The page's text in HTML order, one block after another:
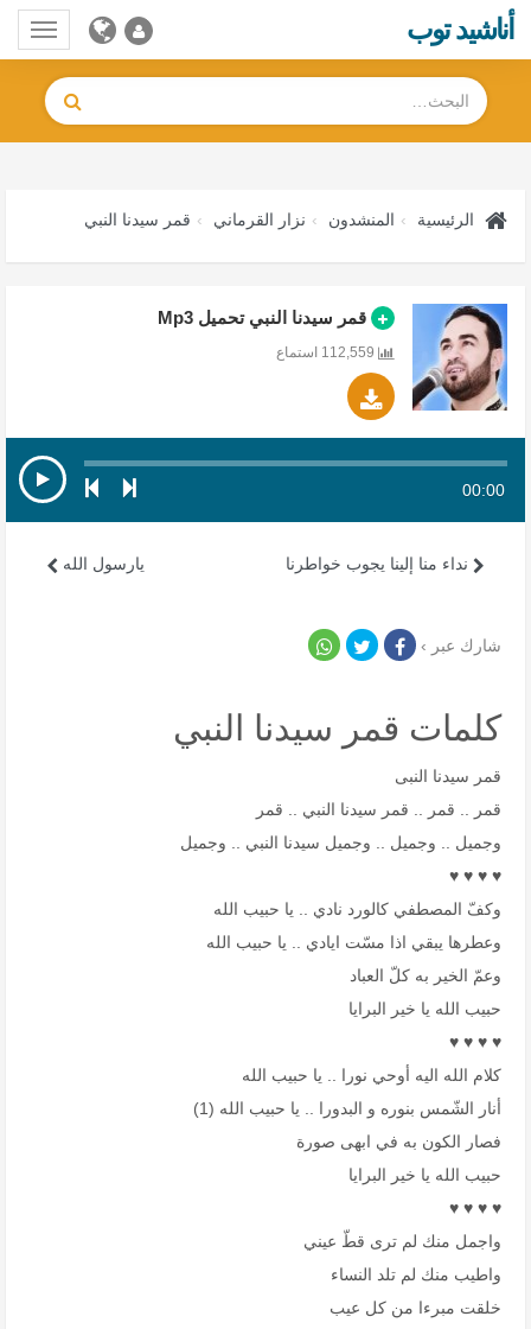
أناشيد توب
الرئيسية المنشدون نزار القرماني قمر سيدنا النبي
قمر سيدنا النبي تحميل Mp3
00:00
يارسول الله نداء منا إلينا يجوب خواطرنا
شارك عبر ›
كلمات قمر سيدنا النبي
قمر سيدنا النبى
قمر .. قمر .. قمر سيدنا النبي .. قمر
وجميل .. وجميل .. وجميل سيدنا النبي .. وجميل
♥ ♥ ♥ ♥
وكفّ المصطفي كالورد نادي .. يا حبيب الله
وعطرها يبقي اذا مسّت ايادي .. يا حبيب الله
وعمّ الخير به كلّ العباد
حبيب الله يا خير البرايا
♥ ♥ ♥ ♥
كلام الله اليه أوحي نورا .. يا حبيب الله
أنار الشّمس بنوره و البدورا .. يا حبيب الله (1)
فصار الكون به في ابهى صورة
حبيب الله يا خير البرايا
♥ ♥ ♥ ♥
واجمل منك لم ترى قطّ عيني
واطيب منك لم تلد النساء
خلقت مبرءا من كل عيب